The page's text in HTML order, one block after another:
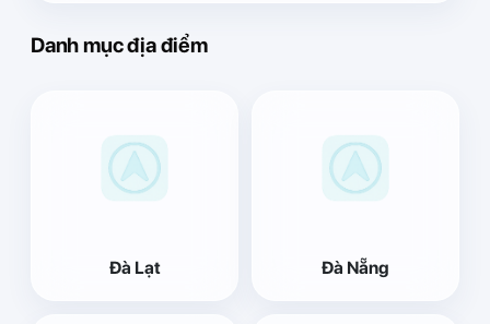
Danh mục địa điểm
Đà Lạt Đà Nẵng